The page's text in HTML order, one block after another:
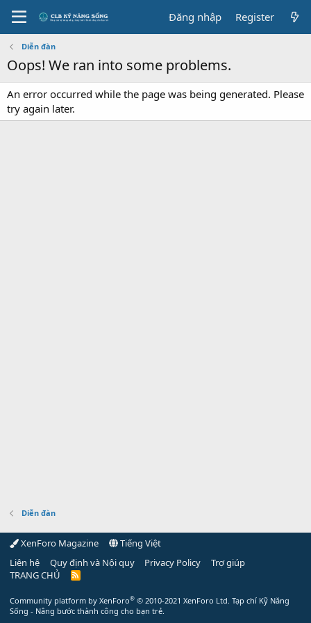
Đăng nhập Register
Diễn đàn
Oops! We ran into some problems.
An error occurred while the page was being generated. Please
try again later.
Diễn đàn
XenForo Magazine
Tiếng Việt
Liên hệ
Quy định và Nội quy Privacy Policy
Trợ giúp
TRANG CHỦ
R
Community platform by XenForo® © 2010-2021 XenForo Ltd. Tạp chí Kỹ Năng
Sống - Nâng bước thành công cho bạn trẻ.